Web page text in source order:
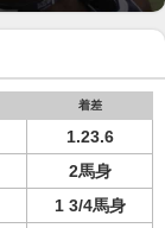
着差
1.23.6
2馬身
1 3/4馬身